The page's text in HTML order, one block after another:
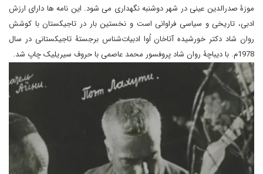
موزۀ صدرالدین عینی در شهر دوشنبه نگهداری می شود. این نامه ها دارای ارزش
ادبی، تاریخی و سیاسی فراوانی است و نخستین بار در تاجیکستان با کوشش
روان شاد دکتر خورشیده آتاخان اُوا ادبیات‌شناس برجستۀ تاجیکستانی در سال
1978م. با دیباچۀ روان شاد پروفسور محمد عاصمی با حروف سیریلیک چاپ شد.